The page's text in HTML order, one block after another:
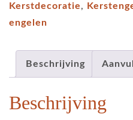
kunstwerkje
voor
in
Kerstdecoratie,
engelen
Beschrijving
Beschrijving